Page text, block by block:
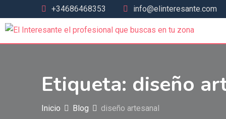
+34686468353 info@elinteresante.com
Etiqueta: diseño
Inicio Blog diseño artesanal